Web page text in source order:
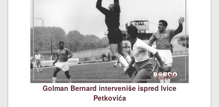
Golman Bernard interveniše ispred Ivice
Petkovića